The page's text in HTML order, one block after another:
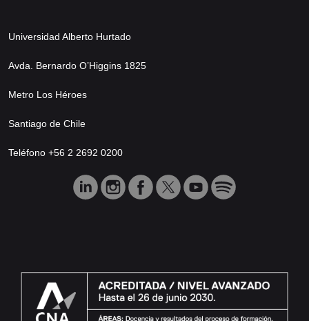
Universidad Alberto Hurtado
Avda. Bernardo O’Higgins 1825
Metro Los Héroes
Santiago de Chile
Teléfono +56 2 2692 0200